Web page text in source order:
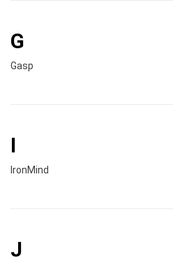
G
Gasp
I
IronMind
J